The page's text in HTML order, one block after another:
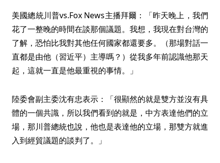
美國總統川普vs.Fox News主播拜爾：「昨天晚上，我們
花了一整晚的時間在談那個議題。我想，我現在對台灣的
了解，恐怕比我對其他任何國家都還要多。（那場對話一
直都是由他（習近平）主導嗎？）從我多年前認識他那天
起，這就一直是他最重視的事情。」
陸委會副主委沈有忠表示：「很顯然的就是雙方並沒有具
體的一個共識，所以我們看到的就是，中方表達他們的立
場，那川普總統也說，他也是表達他的立場，那雙方就進
入到經貿議題的談判了。」